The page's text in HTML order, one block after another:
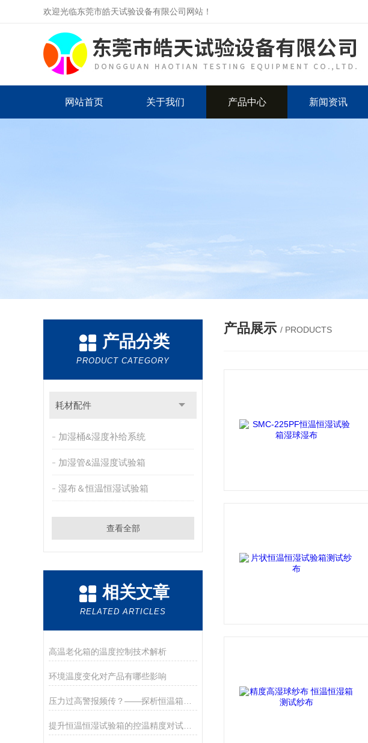
欢迎光临东莞市皓天试验设备有限公司网站！
网站首页 关于我们 产品中心 新闻资讯
产品分类
PRODUCT CATEGORY
耗材配件
加湿桶&湿度补给系统
加湿管&温湿度试验箱
湿布＆恒温恒湿试验箱
查看全部
相关文章
RELATED ARTICLES
高温老化箱的温度控制技术解析
环境温度变化对产品有哪些影响
产品展示 / PRODUCTS